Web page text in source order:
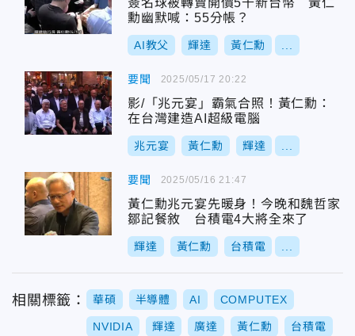
簽名球被轉賣開價5千新台幣 黃仁
勳幽默喊：55分帳？
AI教父 輝達 黃仁勳
要聞
影/「兆元宴」霸氣合照！黃仁勳：
在台灣建造AI超級電腦
兆元宴 黃仁勳 輝達
2025/05/17 20:22
要聞
黃仁勳兆元宴先暖身！今晚和魏哲家
鄒記餐敘 台積電4大將全來了
輝達 黃仁勳 台積電
2025/05/16 21:47
相關標籤： 華碩 半導體 AI COMPUTEX
NVIDIA 輝達 廣達 黃仁勳 台積電